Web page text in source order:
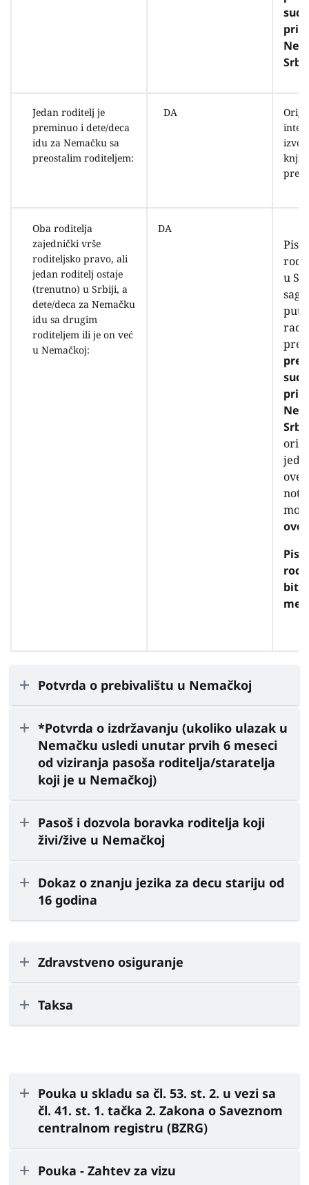
Jedan roditelj je
preminuo i dete/deca
idu za Nemačku sa
preostalim roditeljem:
DA
Oba roditelja
zajednički vrše
roditeljsko pravo, ali
jedan roditelj ostaje
(trenutno) u Srbiji, a
dete/deca za Nemačku
idu sa drugim
roditeljem ili je on već
u Nemačkoj:
DA
u
radi
biti
Potvrda o prebivalištu u Nemačkoj
*Potvrda o izdržavanju (ukoliko ulazak u
Nemačku usledi unutar prvih 6 meseci
od viziranja pasoša roditelja/staratelja
koji je u Nemačkoj)
Pasoš i dozvola boravka roditelja koji
živi/žive u Nemačkoj
Dokaz o znanju jezika za decu stariju od
16 godina
Zdravstveno osiguranje
Taksa
Pouka u skladu sa čl. 53. st. 2. u vezi sa
čl. 41. st. 1. tačka 2. Zakona o Saveznom
centralnom registru (BZRG)
Pouka - Zahtev za vizu